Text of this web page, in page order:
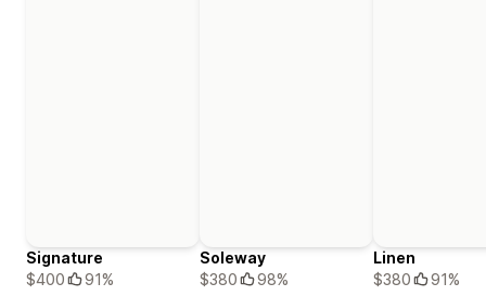
Signature
$400
91%
Soleway
$380
98%
Linen
$380
91%